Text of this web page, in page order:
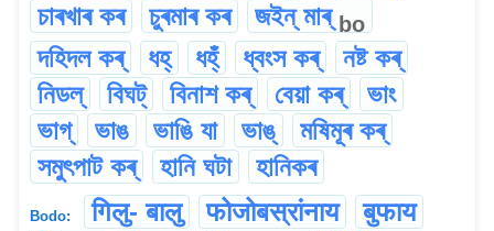
চাৰখাৰ কৰ
চুৰমাৰ কৰ জইন্ মাৰ্ bo
দহিদল কৰ্ ধহ্ ধহ্ঁ ধ্বংস কৰ্
নষ্ট কৰ্
নিডল্
বিঘট্ বিনাশ কৰ্ বেয়া কৰ্
ভাং
ভাগ্
ভাঙ ভাঙি যা ভাঙ্
মষিমূৰ কৰ্
সমুৎপাট কৰ্
হানি ঘটা হানিকৰ
Bodo: गिलु- बालु फोजोबस्रांनाय
बुफाय